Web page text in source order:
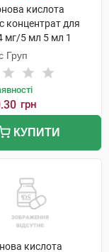
кислота
концентрат для
мг/5 мл 5 мл 1
Груп
грн
КУПИТИ
кислота